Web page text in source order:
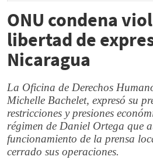
ONU condena
libertad de
Nicaragua
La Oficina de Derechos
Michelle Bachelet, expresó su
restricciones y presiones
régimen de Daniel Ortega que
funcionamiento de la prensa
cerrado sus operaciones.